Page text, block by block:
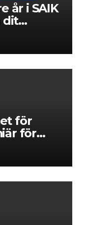
år i SAIK
dit
för
för